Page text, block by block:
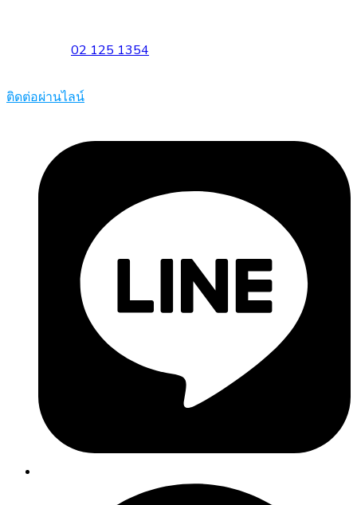
02 125 1354
ติดต่อผ่านไลน์